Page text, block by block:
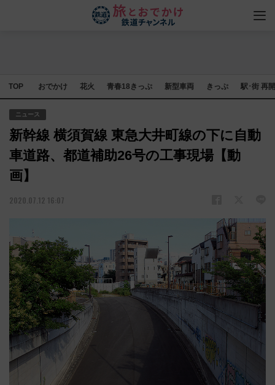
TOP おでかけ 花火 青春18きっぷ 新型車両 きっぷ 駅･街 再
ニュース
新幹線 横須賀線 東急大井町線の下に自動
車道路、都道補助26号の工事現場【動
画】
2020.07.12 16:07